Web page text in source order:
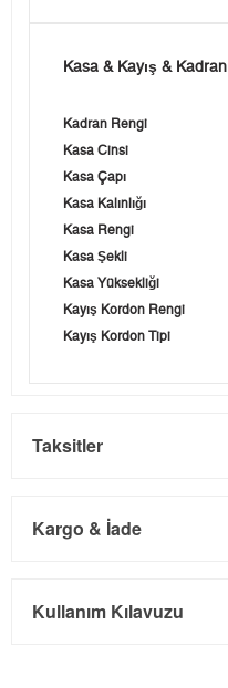
Kasa & Kayış & Kadran
Kadran Rengi
Kasa Cinsi
Kasa Çapı
Kasa Kalınlığı
Kasa Rengi
Kasa Şekli
Kasa Yüksekliği
Kayış Kordon Rengi
Kayış Kordon Tipi
Taksitler
Kargo & İade
Kullanım Kılavuzu